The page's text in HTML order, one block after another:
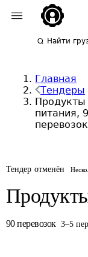
Найти
Главная
Тендеры
Продукты
питания,
перевозок
Тендер отменён
90 перевозок 3–5